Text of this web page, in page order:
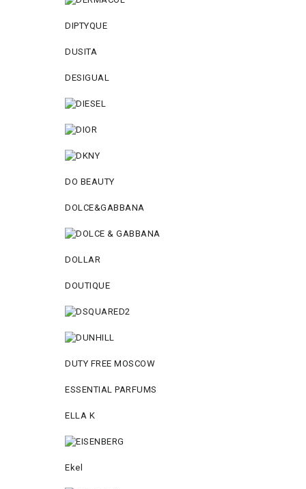
DIPTYQUE
DUSITA
DESIGUAL
DO BEAUTY
DOLCE&GABBANA
DOLLAR
DOUTIQUE
DUTY FREE MOSCOW
ESSENTIAL PARFUMS
ELLA K
Ekel